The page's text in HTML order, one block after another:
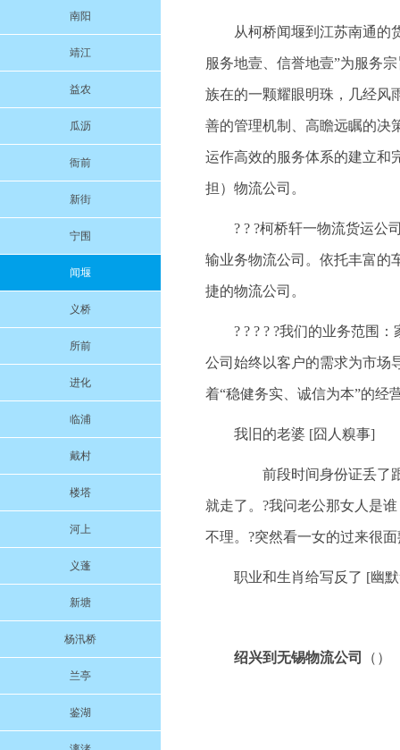
南阳
靖江
益农
瓜沥
衙前
新街
宁围
闻堰
义桥
所前
进化
临浦
戴村
楼塔
河上
义蓬
新塘
杨汛桥
兰亭
鉴湖
从柯桥闻堰到江苏南通的
服务地壹、信誉地壹”为服务
族在的一颗耀眼明珠，几经风
善的管理机制、高瞻远瞩的决
运作高效的服务体系的建立和
担）物流公司。
? ? ?柯桥轩一物流货运公
输业务物流公司。依托丰富的
捷的物流公司。
? ? ? ? ?我们的业务范围
公司始终以客户的需求为市场
着“稳健务实、诚信为本”的经
我旧的老婆 [囧人糗事]
前段时间身份证丢了跟
就走了。?我问老公那女人是
不理。?突然看一女的过来很
职业和生肖给写反了 [幽
绍兴到无锡物流公司 （）